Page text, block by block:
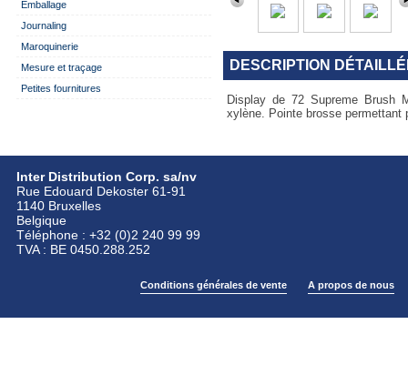
Emballage
Journaling
Maroquinerie
Mesure et traçage
Petites fournitures
DESCRIPTION
Display de 72 Supreme Brush
xylène. Pointe brosse permettant
Inter Distribution Corp. sa/nv
Rue Edouard Dekoster 61-91
1140 Bruxelles
Belgique
Téléphone : +32 (0)2 240 99 99
TVA : BE 0450.288.252
Conditions générales de vente A propos de nous